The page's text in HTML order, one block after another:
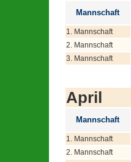
Mannschaft
1. Mannschaft
2. Mannschaft
3. Mannschaft
April
Mannschaft
1. Mannschaft
2. Mannschaft